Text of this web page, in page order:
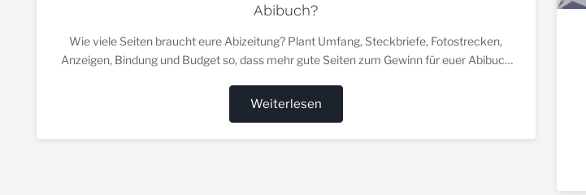
Abibuch?
Wie viele Seiten braucht eure Abizeitung? Plant Umfang, Steckbriefe, Fotostrecken,
Anzeigen, Bindung und Budget so, dass mehr gute Seiten zum Gewinn für euer Abibuch
Weiterlesen